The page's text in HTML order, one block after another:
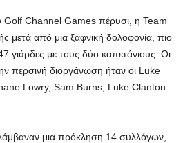
Channel Games πέρυσι, η Team
μετά από μια ξαφνική δολοφονία, πιο
γιάρδες με τους δύο καπετάνιους. Οι
περσινή διοργάνωση ήταν οι Luke
Lowry, Sam Burns, Luke Clanton
μια πρόκληση 14 συλλόγων,